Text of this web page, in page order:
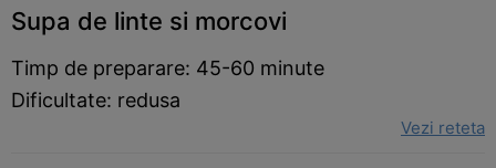
Supa de linte si morcovi
Timp de preparare: 45-60 minute
Dificultate: redusa
Vezi reteta